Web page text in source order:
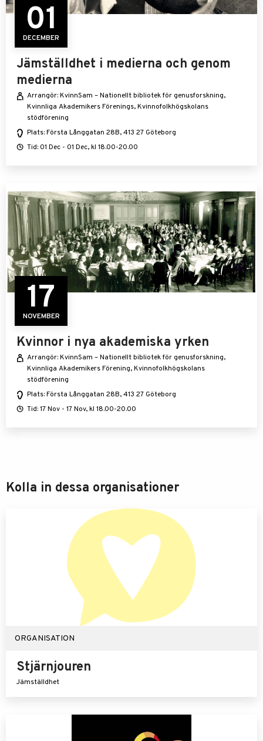
01
DECEMBER
Jämställdhet i medierna och genom
medierna
Arrangör: KvinnSam – Nationellt bibliotek för genusforskning,
Kvinnliga Akademikers Förenings, Kvinnofolkhögskolans
stödförening
Plats: Första Långgatan 28B, 413 27 Göteborg
Tid: 01 Dec - 01 Dec, kl 18.00-20.00
17
NOVEMBER
Kvinnor i nya akademiska yrken
Arrangör: KvinnSam – Nationellt bibliotek för genusforskning,
Kvinnliga Akademikers Förening, Kvinnofolkhögskolans
stödförening
Plats: Första Långgatan 28B, 413 27 Göteborg
Tid: 17 Nov - 17 Nov, kl 18.00-20.00
Kolla in dessa organisationer
ORGANISATION
Stjärnjouren
Jämställdhet